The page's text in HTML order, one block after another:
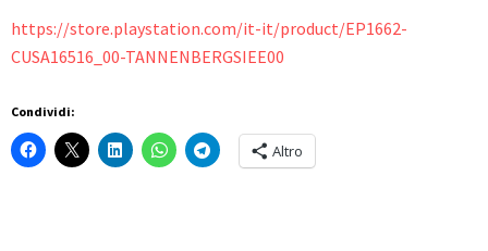
https://store.playstation.com/it-it/product/EP1662-
CUSA16516_00-TANNENBERGSIEE00
Condividi:
Altro